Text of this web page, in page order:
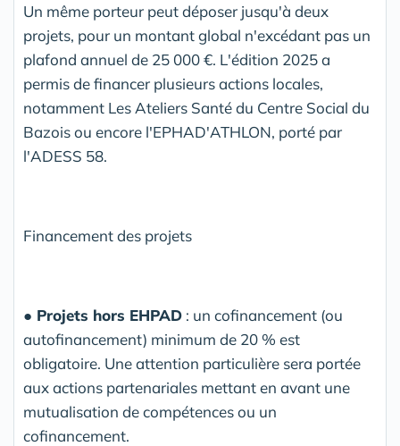
Un même porteur peut déposer jusqu'à deux
projets, pour un montant global n'excédant pas un
plafond annuel de 25 000 €. L'édition 2025 a
permis de financer plusieurs actions locales,
notamment Les Ateliers Santé du Centre Social du
Bazois ou encore l'EPHAD'ATHLON, porté par
l'ADESS 58.
Financement des projets
● Projets hors EHPAD : un cofinancement (ou
autofinancement) minimum de 20 % est
obligatoire. Une attention particulière sera portée
aux actions partenariales mettant en avant une
mutualisation de compétences ou un
cofinancement.